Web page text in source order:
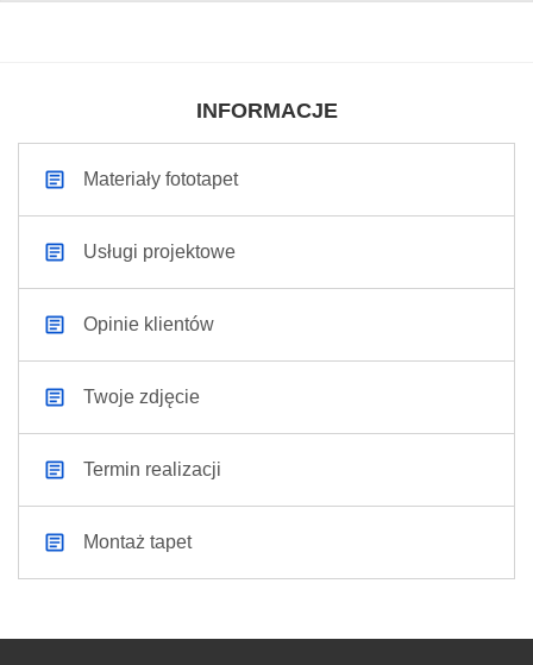
INFORMACJE
Materiały fototapet
Usługi projektowe
Opinie klientów
Twoje zdjęcie
Termin realizacji
Montaż tapet